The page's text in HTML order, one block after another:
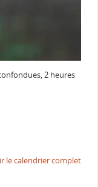
2 heures
le calendrier complet